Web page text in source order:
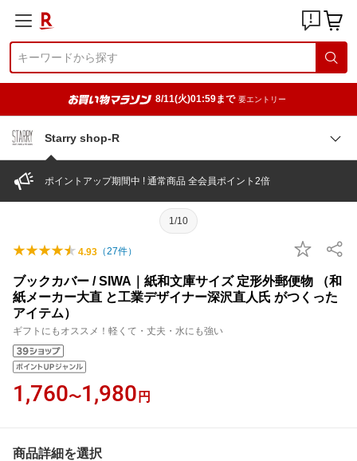
8/11(火)01:59まで 要エントリー
Starry shop-R
ポイントアップ期間中 ! 通常商品 全会員ポイント2倍
1/10
4.93 （27件）
ブックカバー / SIWA｜紙和文庫サイズ 定形外郵便物 （和
紙メーカー大直 と工業デザイナー深沢直人氏 がつくった
アイテム）
ギフトにもオススメ！軽くて・丈夫・水にも強い
1,760〜1,980 円
商品詳細を選択